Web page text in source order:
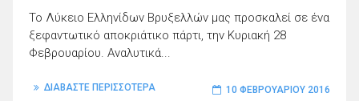
Το Λύκειο Ελληνίδων Βρυξελλών μας προσκαλεί σε ένα
ξεφαντωτικό αποκριάτικο πάρτι, την Κυριακή 28
Φεβρουαρίου. Αναλυτικά...
ΔΙΑΒΑΣΤΕ ΠΕΡΙΣΣΟΤΕΡΑ 10 ΦΕΒΡΟΥΑΡΊΟΥ 2016